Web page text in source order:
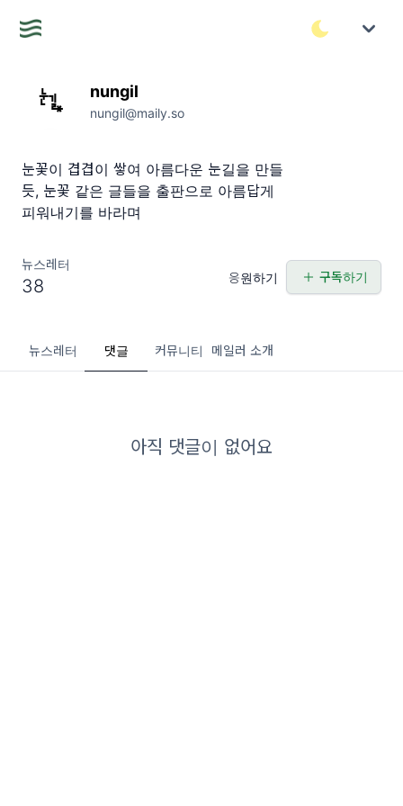
nungil
nungil@maily.so
눈꽃이 겹겹이 쌓여 아름다운 눈길을 만들
듯, 눈꽃 같은 글들을 출판으로 아름답게
피워내기를 바라며
뉴스레터
38 응원하기 구독하기
뉴스레터 댓글 커뮤니티 메일러 소개
아직 댓글이 없어요